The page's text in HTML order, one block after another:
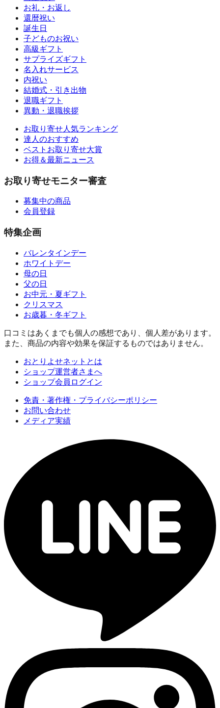
お礼・お返し
還暦祝い
誕生日
子どものお祝い
高級ギフト
サプライズギフト
名入れサービス
内祝い
結婚式・引き出物
退職ギフト
異動・退職挨拶
お取り寄せ人気ランキング
達人のおすすめ
ベストお取り寄せ大賞
お得＆最新ニュース
お取り寄せモニター審査
募集中の商品
会員登録
特集企画
バレンタインデー
ホワイトデー
母の日
父の日
お中元・夏ギフト
クリスマス
お歳暮・冬ギフト
口コミはあくまでも個人の感想であり、個人差があります。
また、商品の内容や効果を保証するものではありません。
おとりよせネットとは
ショップ運営者さまへ
ショップ会員ログイン
免責・著作権・プライバシーポリシー
お問い合わせ
メディア実績